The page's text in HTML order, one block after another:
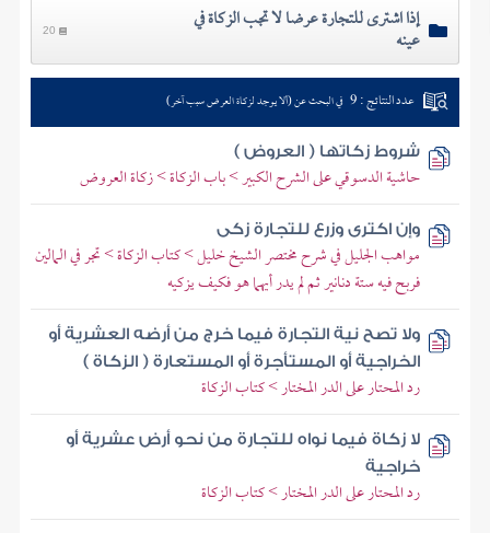
إذا اشترى للتجارة عرضا لا تجب الزكاة في
عينه 20
عدد النتائج : 9 في البحث عن (ألا يوجد لزكاة العرض سبب آخر)
شروط زكاتها ( العروض )
حاشية الدسوقي على الشرح الكبير > باب الزكاة > زكاة العروض
وإن اكترى وزرع للتجارة زكى
مواهب الجليل في شرح مختصر الشيخ خليل > كتاب الزكاة > تجر في المالين
فربح فيه ستة دنانير ثم لم يدر أيهما هو فكيف يزكيه
ولا تصح نية التجارة فيما خرج من أرضه العشرية أو
الخراجية أو المستأجرة أو المستعارة ( الزكاة )
رد المحتار على الدر المختار > كتاب الزكاة
لا زكاة فيما نواه للتجارة من نحو أرض عشرية أو
خراجية
رد المحتار على الدر المختار > كتاب الزكاة